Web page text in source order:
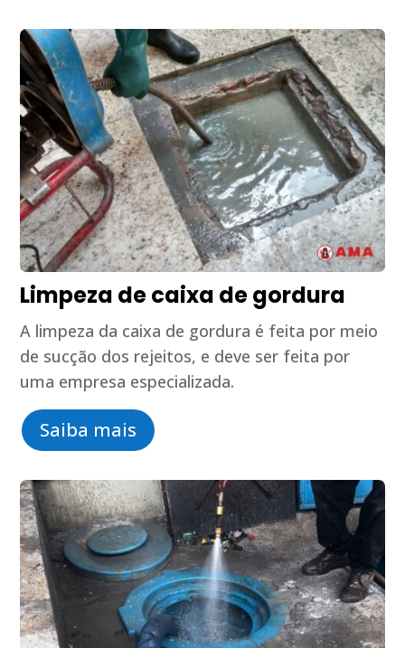
Limpeza de caixa de gordura
A limpeza da caixa de gordura é feita por meio
de sucção dos rejeitos, e deve ser feita por
uma empresa especializada.
Saiba mais